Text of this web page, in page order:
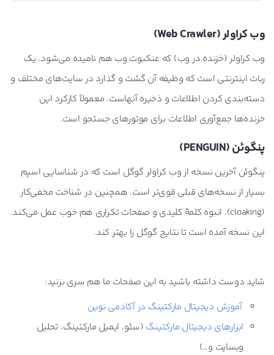
وب کراولر (Web Crawler)
وب کراولر (خزنده در وب) که عنکبوت وب هم نامیده می‌شود، یک
ربات اینترنتی است که وظیفه آن گشت و گذارد در سایت‌های مختلف و
دسته‌بندی کردن اطلاعات و ذخیره آنهاست. معمولاً کارکرد این
خزنده‌ها جمع‌آوری اطلاعات برای موتورهای جستجو است.
پنگوئن (PENGUIN)
پنگوئن آخرین نسخه از وب کراولر گوگل است که در شناسایی اسپم
بسیار از نسخه‌های قبلی قوی‌تر است. همچنین در شناخت مخفی‌کار
(cloaking)، انبوه کلمۀ کلیدی و صفحات تکراری هم خوب عمل می‌کند.
این نسخه آمده است تا نتایج گوگل را بهتر کند.
شاید دوست داشته باشید به این صفحات ما هم سری بزنید:
آموزش دیجیتال مارکتینگ در آکادمی نوین
ابزارهای دیجیتال مارکتینگ (سئو، ایمیل مارکتینگ، تحلیل
وبسایت و…)